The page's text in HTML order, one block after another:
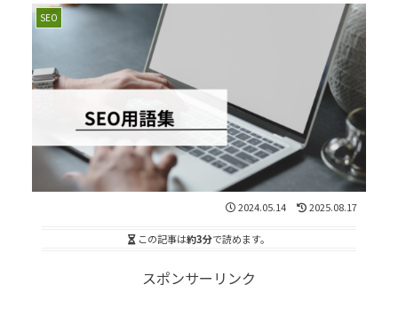
SEO
2024.05.14 2025.08.17
この記事は約3分で読めます。
スポンサーリンク